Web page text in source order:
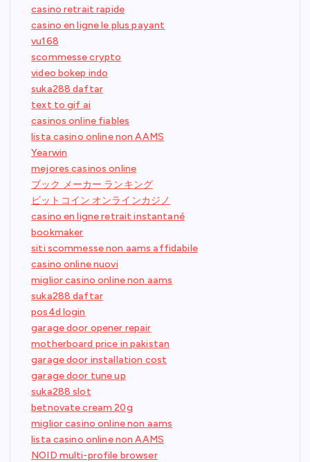
casino retrait rapide
casino en ligne le plus payant
vu168
scommesse crypto
video bokep indo
suka288 daftar
text to gif ai
casinos online fiables
lista casino online non AAMS
Yearwin
mejores casinos online
ブック メーカー ランキング
ビットコイン オンラインカジノ
casino en ligne retrait instantané
bookmaker
siti scommesse non aams affidabile
casino online nuovi
miglior casino online non aams
suka288 daftar
pos4d login
garage door opener repair
motherboard price in pakistan
garage door installation cost
garage door tune up
suka288 slot
betnovate cream 20g
miglior casino online non aams
lista casino online non AAMS
NOID multi-profile browser